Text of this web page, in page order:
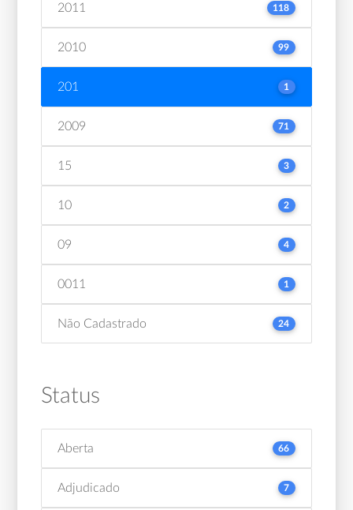
2011 118
2010 99
201 1
2009 71
15 3
10 2
09 4
0011 1
Não Cadastrado 24
Status
Aberta 66
Adjudicado 7